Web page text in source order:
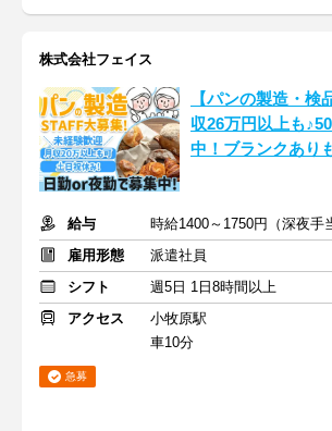
株式会社フェイス
【パンの製造・検
収26万円以上も
中！ブランクあり
給与
雇用形態
派遣社員
シフト
週5日 1日8時間以上
アクセス
小牧原駅
車10分
急募